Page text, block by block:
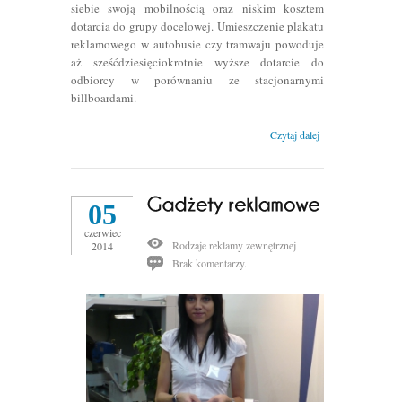
siebie swoją mobilnością oraz niskim kosztem
dotarcia do grupy docelowej. Umieszczenie plakatu
reklamowego w autobusie czy tramwaju powoduje
aż sześćdziesięciokrotnie wyższe dotarcie do
odbiorcy w porównaniu ze stacjonarnymi
billboardami.
Czytaj dalej
05
czerwiec
2014
Rodzaje reklamy zewnętrznej
Brak komentarzy.